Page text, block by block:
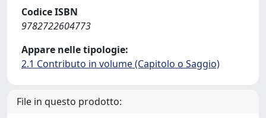
Codice ISBN
9782722604773
Appare nelle tipologie:
2.1 Contributo in volume (Capitolo o Saggio)
File in questo prodotto: